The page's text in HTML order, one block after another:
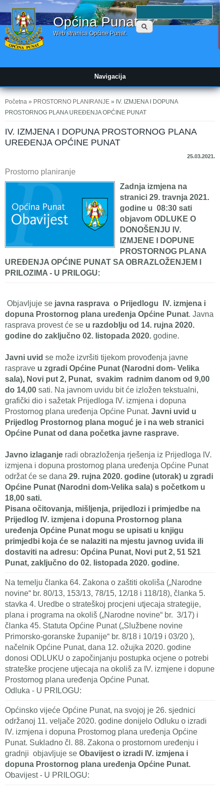
Općina Punat
Web stranica Općine Punat.
pretraživanja
Navigacija
Vi ste ovdje
Početna » PROSTORNO PLANIRANJE » IV. IZMJENA I DOPUNA
PROSTORNOG PLANA UREĐENJA OPĆINE PUNAT
IV. IZMJENA I DOPUNA PROSTORNOG PLANA
UREĐENJA OPĆINE PUNAT
25.03.2021.
Prostorno planiranje
Zadnja izmjena na
stranici 29. travnja 2021.
godine u 08:30 sati
objavom ODLUKE O
DONOŠENJU IV.
IZMJENE I DOPUNE
PROSTORNOG PLANA
UREĐENJA OPĆINE PUNAT SA OBRAZLOŽENJEM I
PRILOZIMA - U PRILOGU:
Objavljuje se javna rasprava o Prijedlogu IV. izmjena i
dopuna Prostornog plana uređenja Općine Punat. Javna
rasprava provest će se u razdoblju od 14. rujna 2020.
godine do zaključno 02. listopada 2020. godine.
Javni uvid se može izvršiti tijekom provođenja javne
rasprave u zgradi Općine Punat (Narodni dom- Velika
sala), Novi put 2, Punat, svakim radnim danom od 9,00
do 14,00 sati. Na javnom uvidu bit će izložen tekstualni,
grafički dio i sažetak Prijedloga IV. izmjena i dopuna
Prostornog plana uređenja Općine Punat. Javni uvid u
Prijedlog Prostornog plana moguć je i na web stranici
Općine Punat od dana početka javne rasprave.
Javno izlaganje radi obrazloženja rješenja iz Prijedloga IV.
izmjena i dopuna prostornog plana uređenja Općine Punat
održat će se dana 29. rujna 2020. godine (utorak) u zgradi
Općine Punat (Narodni dom-Velika sala) s početkom u
18,00 sati.
Pisana očitovanja, mišljenja, prijedlozi i primjedbe na
Prijedlog IV. izmjena i dopuna Prostornog plana
uređenja Općine Punat mogu se upisati u knjigu
primjedbi koja će se nalaziti na mjestu javnog uvida ili
dostaviti na adresu: Općina Punat, Novi put 2, 51 521
Punat, zaključno do 02. listopada 2020. godine.
Na temelju članka 64. Zakona o zaštiti okoliša („Narodne
novine“ br. 80/13, 153/13, 78/15, 12/18 i 118/18), članka 5.
stavka 4. Uredbe o strateškoj procjeni utjecaja strategije,
plana i programa na okoliš („Narodne novine“ br. 3/17) i
članka 45. Statuta Općine Punat („Službene novine
Primorsko-goranske županije“ br. 8/18 i 10/19 i 03/20 ),
načelnik Općine Punat, dana 12. ožujka 2020. godine
donosi ODLUKU o započinjanju postupka ocjene o potrebi
strateške procjene utjecaja na okoliš za IV. izmjene i dopune
Prostornog plana uređenja Općine Punat.
Odluka - U PRILOGU:
Općinsko vijeće Općine Punat, na svojoj je 26. sjednici
održanoj 11. veljače 2020. godine donijelo Odluku o izradi
IV. izmjena i dopuna Prostornog plana uređenja Općine
Punat. Sukladno čl. 88. Zakona o prostornom uređenju i
gradnji objavljuje se Obavijest o izradi IV. izmjena i
dopuna Prostornog plana uređenja Općine Punat.
Obavijest - U PRILOGU: